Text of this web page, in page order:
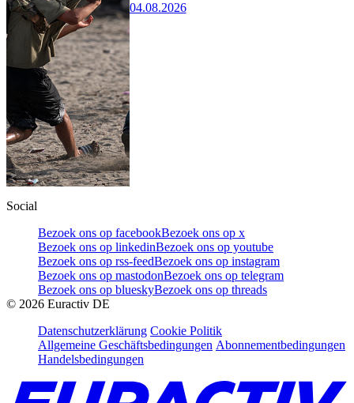
04.08.2026
Social
Bezoek ons op facebookBezoek ons op x
Bezoek ons op linkedinBezoek ons op youtube
Bezoek ons op rss-feedBezoek ons op instagram
Bezoek ons op mastodonBezoek ons op telegram
Bezoek ons op blueskyBezoek ons op threads
© 2026 Euractiv DE
Datenschutzerklärung Cookie Politik
Allgemeine Geschäftsbedingungen Abonnementbedingungen
Handelsbedingungen